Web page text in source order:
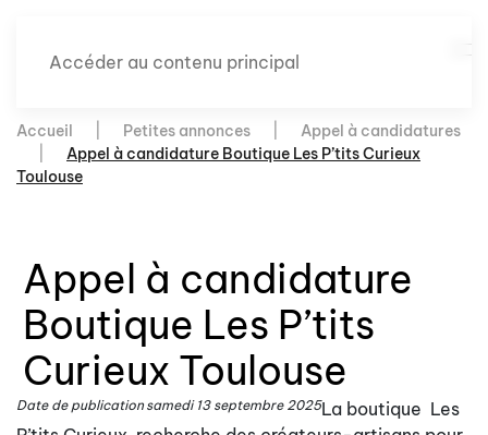
Accéder au contenu principal
Accueil Petites annonces
Appel à candidatures
Appel à candidature Boutique Les P’tits Curieux
Toulouse
Appel à candidature
Boutique Les P’tits
Curieux Toulouse
Date de publication samedi 13 septembre 2025La boutique Les